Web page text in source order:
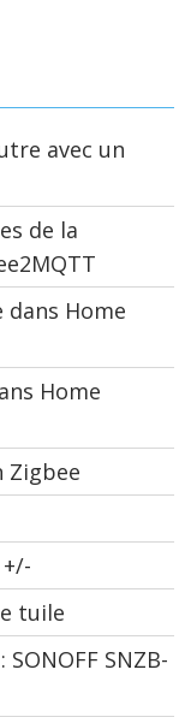
avec un
de la
dans Home
Home
Zigbee
tuile
SNZB-